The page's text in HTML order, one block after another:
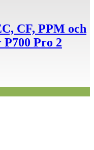
CF, PPM och
Pro 2